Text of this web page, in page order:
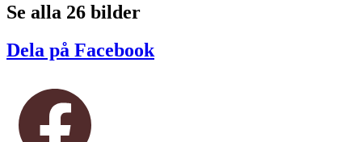
Se alla 26 bilder
Dela på Facebook